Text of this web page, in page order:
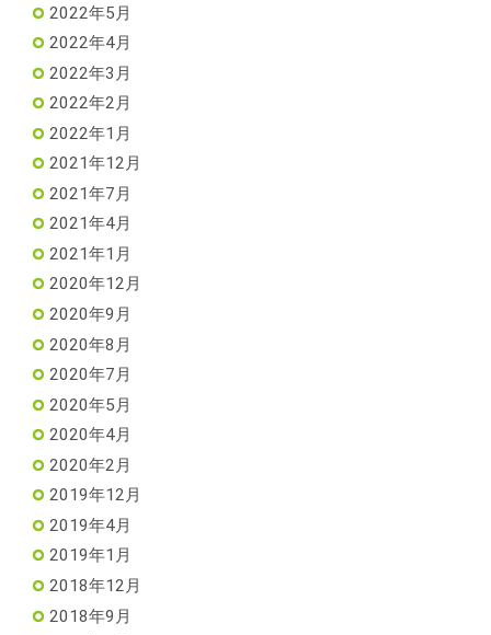
2022年5月
2022年4月
2022年3月
2022年2月
2022年1月
2021年12月
2021年7月
2021年4月
2021年1月
2020年12月
2020年9月
2020年8月
2020年7月
2020年5月
2020年4月
2020年2月
2019年12月
2019年4月
2019年1月
2018年12月
2018年9月